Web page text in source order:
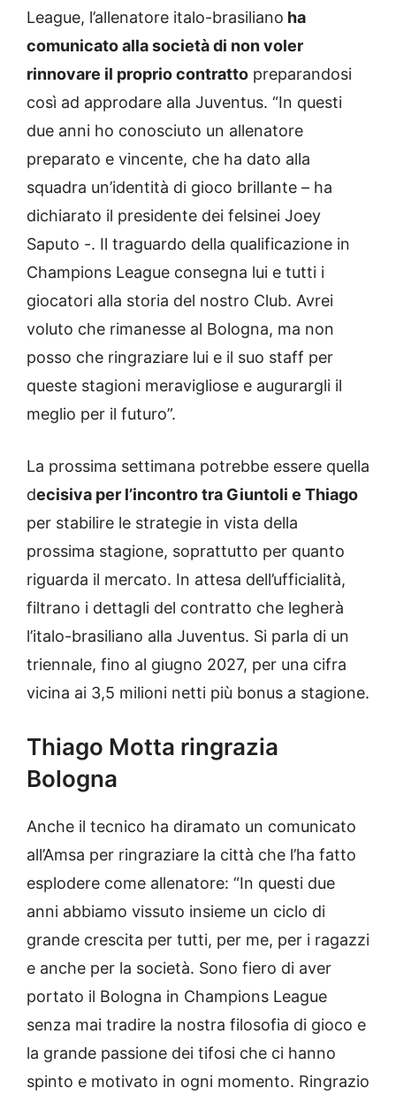
League, l’allenatore italo-brasiliano ha
comunicato alla società di non voler
rinnovare il proprio contratto preparandosi
così ad approdare alla Juventus. “In questi
due anni ho conosciuto un allenatore
preparato e vincente, che ha dato alla
squadra un’identità di gioco brillante – ha
dichiarato il presidente dei felsinei Joey
Saputo -. Il traguardo della qualificazione in
Champions League consegna lui e tutti i
giocatori alla storia del nostro Club. Avrei
voluto che rimanesse al Bologna, ma non
posso che ringraziare lui e il suo staff per
queste stagioni meravigliose e augurargli il
meglio per il futuro”.
La prossima settimana potrebbe essere quella
decisiva per l’incontro tra Giuntoli e Thiago
per stabilire le strategie in vista della
prossima stagione, soprattutto per quanto
riguarda il mercato. In attesa dell’ufficialità,
filtrano i dettagli del contratto che legherà
l’italo-brasiliano alla Juventus. Si parla di un
triennale, fino al giugno 2027, per una cifra
vicina ai 3,5 milioni netti più bonus a stagione.
Thiago Motta ringrazia
Bologna
Anche il tecnico ha diramato un comunicato
all’Amsa per ringraziare la città che l’ha fatto
esplodere come allenatore: “In questi due
anni abbiamo vissuto insieme un ciclo di
grande crescita per tutti, per me, per i ragazzi
e anche per la società. Sono fiero di aver
portato il Bologna in Champions League
senza mai tradire la nostra filosofia di gioco e
la grande passione dei tifosi che ci hanno
spinto e motivato in ogni momento. Ringrazio